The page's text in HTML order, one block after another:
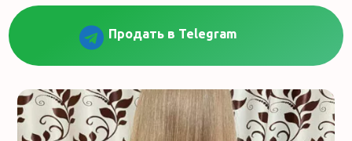
 Продать в Telegram